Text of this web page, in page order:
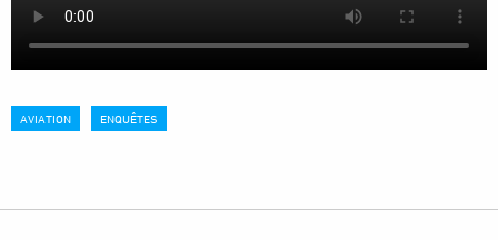
AVIATION ENQUÊTES